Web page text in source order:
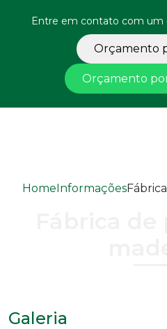
Entre em contato com um
Orçamento
Orçamento
HomeInformações
Galeria